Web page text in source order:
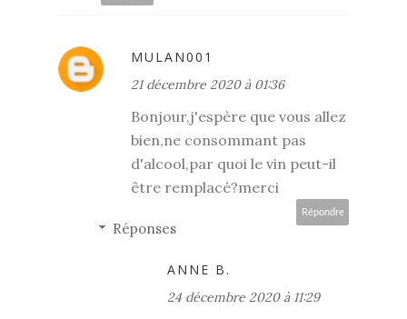
MULAN001
21 décembre 2020 à 01:36
Bonjour,j'espère que vous allez
bien,ne consommant pas
d'alcool,par quoi le vin peut-il
être remplacé?merci
Répondre
Réponses
ANNE B.
24 décembre 2020 à 11:29